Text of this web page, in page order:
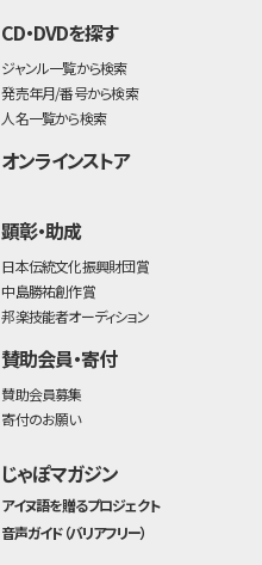
CD・DVDを探す
ジャンル一覧から検索
発売年月/番号から検索
人名一覧から検索
オンラインストア
顕彰・助成
日本伝統文化振興財団賞
中島勝祐創作賞
邦楽技能者オーディション
賛助会員・寄付
賛助会員募集
寄付のお願い
じゃぽマガジン
アイヌ語を贈るプロジェクト
音声ガイド（バリアフリー）